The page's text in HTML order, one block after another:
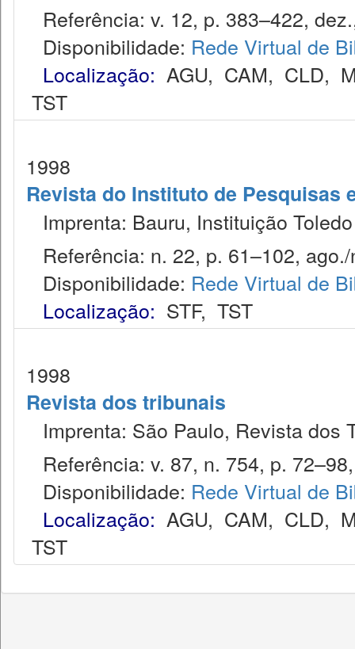
Referência: v. 12, p. 383–422,
Disponibilidade: Rede Virtual de
Localização: AGU, CAM, CLD,
TST
1998
Revista do Instituto de Pesquisas
Imprenta: Bauru, Instituição
Referência: n. 22, p. 61–102,
Disponibilidade: Rede Virtual de
Localização: STF, TST
1998
Revista dos tribunais
Imprenta: São Paulo, Revista dos
Referência: v. 87, n. 754, p.
Disponibilidade: Rede Virtual de
Localização: AGU, CAM, CLD,
TST